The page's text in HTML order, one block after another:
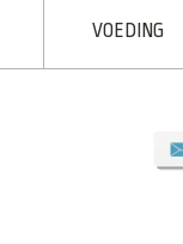
VOEDING